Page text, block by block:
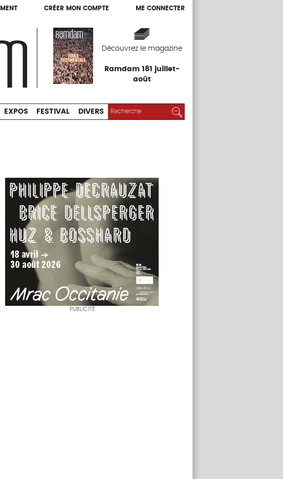
CRÉER MON COMPTE ME CONNECTER
Découvrez le magazine
Ramdam 181 juillet-
août
CRÉER MON COMPTE ME CONNECTER
JEUNE PUBLIC EXPOS
EXPOS FESTIVAL DIVERS RECHERCHER :
PUBLICITÉ